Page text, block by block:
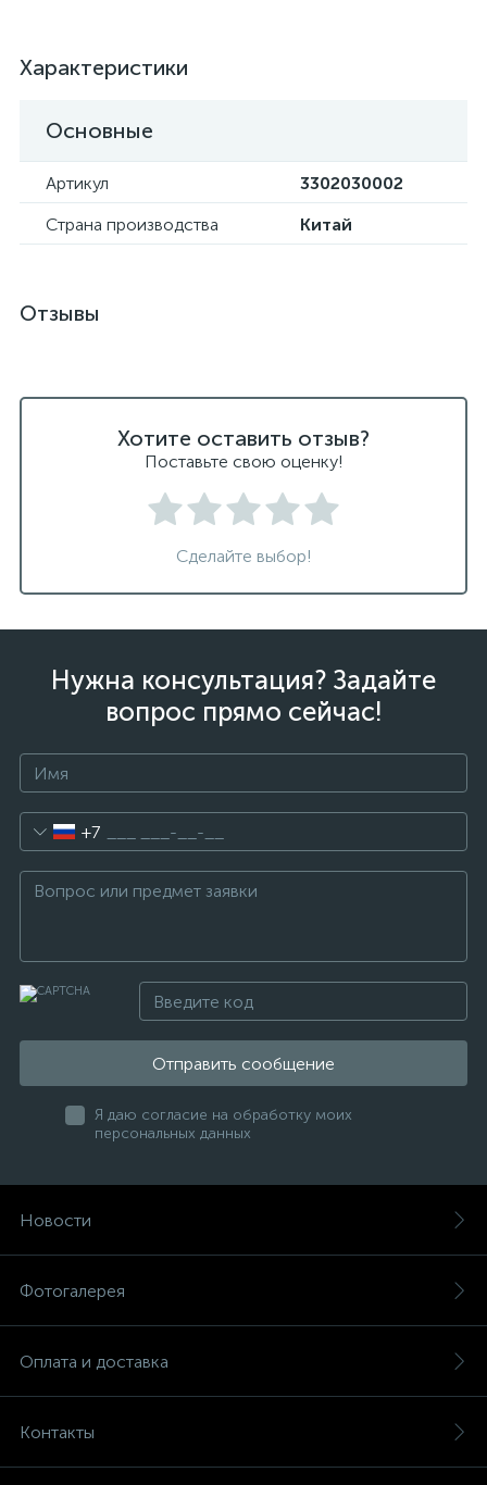
Характеристики
Основные
Артикул
3302030002
Страна производства
Китай
Отзывы
Хотите оставить отзыв?
Поставьте свою оценку!
Сделайте выбор!
Нужна консультация? Задайте
вопрос прямо сейчас!
+7
Отправить сообщение
Я даю согласие на обработку моих
персональных данных
Новости
Фотогалерея
Оплата и доставка
Контакты